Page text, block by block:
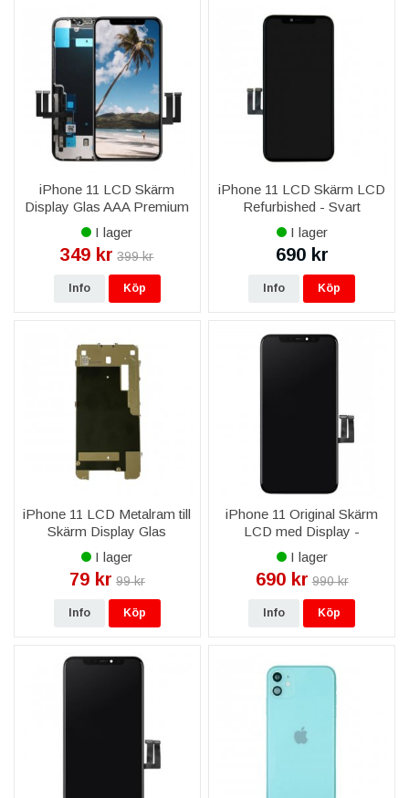
iPhone 11 LCD Skärm
Display Glas AAA Premium
- Svart
I lager
349 kr 399 kr
Info Köp
iPhone 11 LCD Skärm LCD
Refurbished - Svart
I lager
690 kr
Info Köp
iPhone 11 LCD Metalram till
Skärm Display Glas
I lager
79 kr 99 kr
Info Köp
iPhone 11 Original Skärm
LCD med Display -
Livstidsgaranti
I lager
690 kr 990 kr
Info Köp